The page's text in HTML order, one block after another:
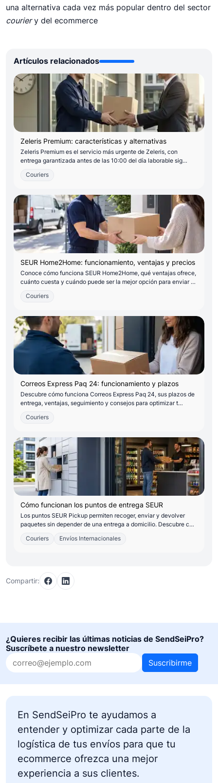
una alternativa cada vez más popular dentro del sector
couriery del ecommerce
Artículos relacionados
Zeleris Premium: características y alternativas
Zeleris Premium es el servicio más urgente de Zeleris, con
entrega garantizada antes de las 10:00 del día laborable sig…
Couriers
SEUR Home2Home: funcionamiento, ventajas y precios
Conoce cómo funciona SEUR Home2Home, qué ventajas ofrece,
cuánto cuesta y cuándo puede ser la mejor opción para enviar …
Couriers
Correos Express Paq 24: funcionamiento y plazos
Descubre cómo funciona Correos Express Paq 24, sus plazos de
entrega, ventajas, seguimiento y consejos para optimizar t…
Couriers
Cómo funcionan los puntos de entrega SEUR
Los puntos SEUR Pickup permiten recoger, enviar y devolver
paquetes sin depender de una entrega a domicilio. Descubre c…
Couriers Envíos Internacionales
Compartir:
¿Quieres recibir las últimas noticias de SendSeiPro?
Suscríbete a nuestro newsletter
Suscribirme
En SendSeiPro te ayudamos a
entender y optimizar cada parte de la
logística de tus envíos para que tu
ecommerce ofrezca una mejor
experiencia a sus clientes.